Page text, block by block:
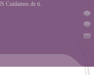
Cuidamos de ti.